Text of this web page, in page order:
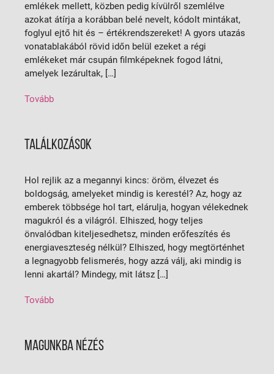
emlékek mellett, közben pedig kívülről szemlélve
azokat átírja a korábban belé nevelt, kódolt mintákat,
foglyul ejtő hit és – értékrendszereket! A gyors utazás
vonatablakából rövid időn belül ezeket a régi
emlékeket már csupán filmképeknek fogod látni,
amelyek lezárultak, […]
Tovább
TALÁLKOZÁSOK
Hol rejlik az a megannyi kincs: öröm, élvezet és
boldogság, amelyeket mindig is kerestél? Az, hogy az
emberek többsége hol tart, elárulja, hogyan vélekednek
magukról és a világról. Elhiszed, hogy teljes
önvalódban kiteljesedhetsz, minden erőfeszítés és
energiaveszteség nélkül? Elhiszed, hogy megtörténhet
a legnagyobb felismerés, hogy azzá válj, aki mindig is
lenni akartál? Mindegy, mit látsz […]
Tovább
MAGUNKBA NÉZÉS